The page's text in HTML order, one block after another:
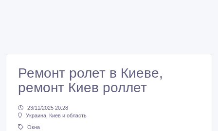
Ремонт ролет в Киеве,
ремонт Киев роллет
23/11/2025 20:28
Украина, Киев и область
Окна